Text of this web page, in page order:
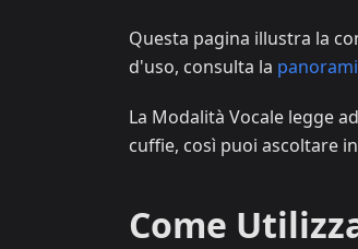
Questa pagina illustra la
d'uso, consulta la
La Modalità Vocale legge
cuffie, così puoi ascoltare
Come